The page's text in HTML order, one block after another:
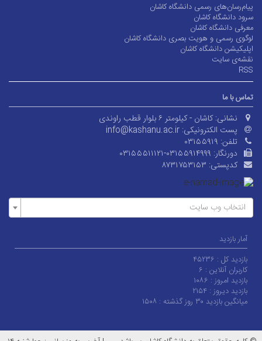
پیام‌رسان‌های رسمی دانشگاه کاشان
سرود دانشگاه کاشان
معرفی دانشگاه کاشان
لوگوی رسمی و هویت بصری دانشگاه کاشان
اپلیکیشن دانشگاه کاشان
نقشه‌ی سایت
RSS
تماس با ما
نشانی: کاشان - کیلومتر ۶ بلوار قطب راوندی
پست الکترونیکی: info@kashanu.ac.ir
تلفن: ۰۳۱۵۵۹۱۹
دورنگار: ۰۳۱۵۵۵۱۱۱۲۱-۰۳۱۵۵۹۱۴۹۹۹
کدپستی: ۸۷۳۱۷۵۳۱۵۳
انتخاب وب سایت
آمار بازدید
بازدید کل : ۴۵۲۳۶
کاربران آنلاین : ۶
بازدید امروز : ۱۰۸۶
بازدید دیروز : ۲۱۵۴
میانگین بازدید ۳۰ روز گذشته :
۱۵۰۸